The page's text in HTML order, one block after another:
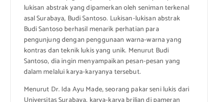
lukisan abstrak yang dipamerkan oleh seniman terkenal
asal Surabaya, Budi Santoso. Lukisan-lukisan abstrak
Budi Santoso berhasil menarik perhatian para
pengunjung dengan penggunaan warna-warna yang
kontras dan teknik lukis yang unik. Menurut Budi
Santoso, dia ingin menyampaikan pesan-pesan yang
dalam melalui karya-karyanya tersebut.
Menurut Dr. Ida Ayu Made, seorang pakar seni lukis dari